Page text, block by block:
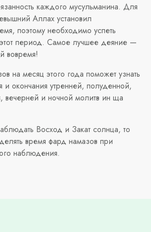
каждого мусульманина. Для
Аллах установил
поэтому необходимо успеть
этот период. Самое лучшее деяние —
вовремя!
на месяц этого года поможет узнать
и окончания утренней, полуденной,
вечерней и ночной молитв ин ща
Восход и Закат солнца, то
время фард намазов при
наблюдения.